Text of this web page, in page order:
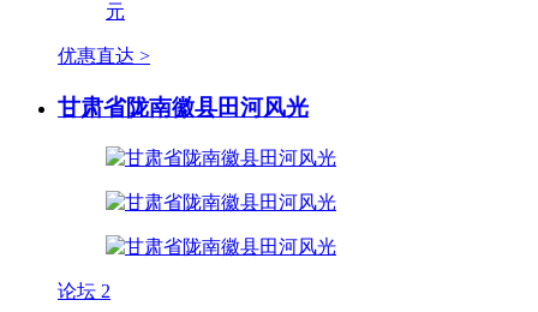
优惠直达 >
甘肃省陇南徽县田河风光
论坛 2